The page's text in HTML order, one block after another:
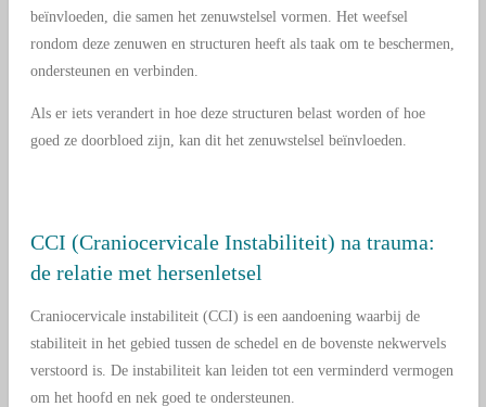
beïnvloeden, die samen het zenuwstelsel vormen. Het weefsel
rondom deze zenuwen en structuren heeft als taak om te beschermen,
ondersteunen en verbinden.
Als er iets verandert in hoe deze structuren belast worden of hoe
goed ze doorbloed zijn, kan dit het zenuwstelsel beïnvloeden.
CCI (Craniocervicale Instabiliteit) na trauma:
de relatie met hersenletsel
Craniocervicale instabiliteit (CCI) is een aandoening waarbij de
stabiliteit in het gebied tussen de schedel en de bovenste nekwervels
verstoord is. De instabiliteit kan leiden tot een verminderd vermogen
om het hoofd en nek goed te ondersteunen.